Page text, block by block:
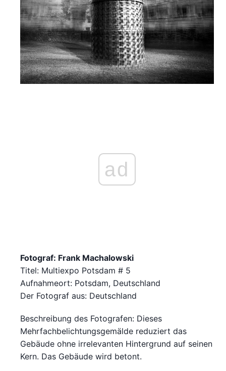
ad
Fotograf: Frank Machalowski
Titel: Multiexpo Potsdam # 5
Aufnahmeort: Potsdam, Deutschland
Der Fotograf aus: Deutschland
Beschreibung des Fotografen: Dieses
Mehrfachbelichtungsgemälde reduziert das
Gebäude ohne irrelevanten Hintergrund auf seinen
Kern. Das Gebäude wird betont.